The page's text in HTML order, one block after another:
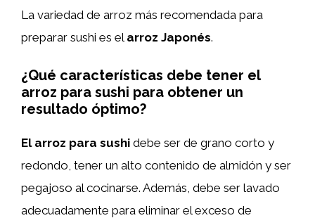
La variedad de arroz más recomendada para
preparar sushi es el arroz Japonés.
¿Qué características debe tener el
arroz para sushi para obtener un
resultado óptimo?
El arroz para sushi debe ser de grano corto y
redondo, tener un alto contenido de almidón y ser
pegajoso al cocinarse. Además, debe ser lavado
adecuadamente para eliminar el exceso de